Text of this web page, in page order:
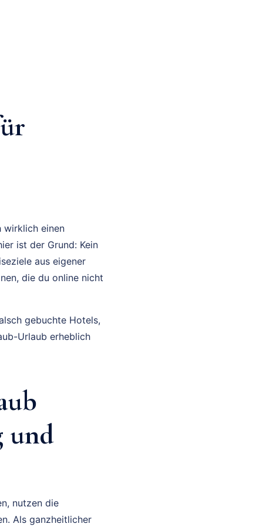
wirklich einen
ist der Grund: Kein
aus eigener
die du online nicht
gebuchte Hotels,
Urlaub erheblich
und
nutzen die
Als ganzheitlicher